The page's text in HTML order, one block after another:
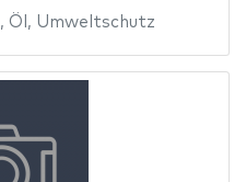
, Öl , Umweltschutz